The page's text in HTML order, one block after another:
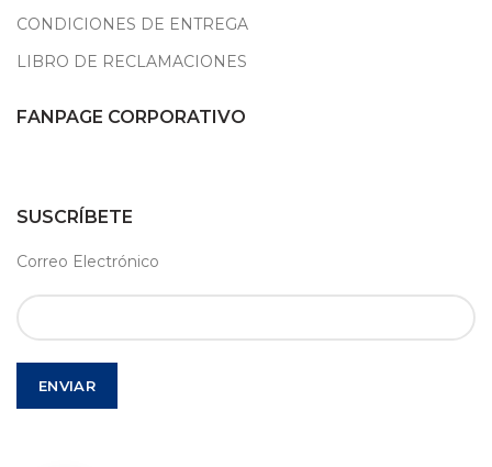
CONDICIONES DE ENTREGA
LIBRO DE RECLAMACIONES
FANPAGE CORPORATIVO
SUSCRÍBETE
Correo Electrónico